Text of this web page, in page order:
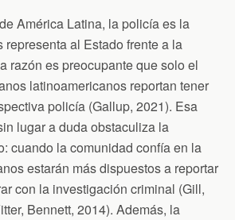
América Latina, la policía es la
representa al Estado frente a la
razón es preocupante que solo el
latinoamericanos reportan tener
policía (Gallup, 2021). Esa
lugar a duda obstaculiza la
cuando la comunidad confía en la
estarán más dispuestos a reportar
con la investigación criminal (Gill,
Bennett, 2014). Además, la